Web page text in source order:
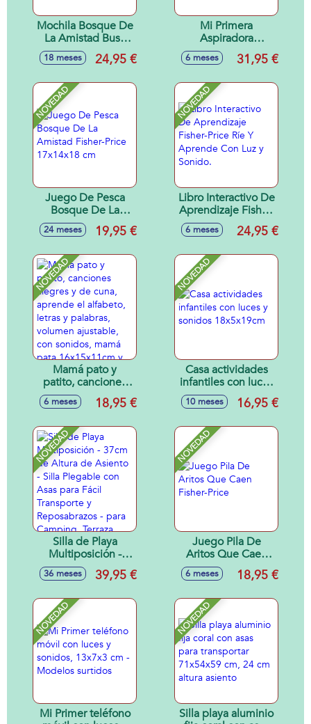
Mochila Bosque De
La Amistad Busy
Bea Fisher-Price
28x8x29 cm
18 meses 24,95 €
Mi Primera
Aspiradora
Multilenguaje
Fisher-Price Con 45
y Frases.
6 meses 31,95 €
NOVEDAD
Juego De Pesca
Bosque De La
Amistad Fisher-
Price 17x14x18 cm
24 meses 19,95 €
NOVEDAD
Libro Interactivo De
Aprendizaje Fisher-
Price Ríe Y
Aprende Con Luz y
6 meses 24,95 €
NOVEDAD
Mamá pato y
patito, canciones
alegres y de cuna,
aprende el
palabras, volumen
ajustable, con
sonidos, mamá
pata 16x15x11cm y
patito 6x6x4cm
6 meses 18,95 €
NOVEDAD
Casa actividades
infantiles con luces
y sonidos
18x5x19cm
10 meses 16,95 €
NOVEDAD
Silla de Playa
Multiposición -
37cm de Altura de
Asiento - Silla
para Fácil
Transporte y
Reposabrazos -
para Camping,
Terraza, Jardín
Exterior - Textileno
36 meses 39,95 €
NOVEDAD
Juego Pila De
Aritos Que Caen
Fisher-Price
6 meses 18,95 €
NOVEDAD
Mi Primer teléfono
NOVEDAD
Silla playa aluminio